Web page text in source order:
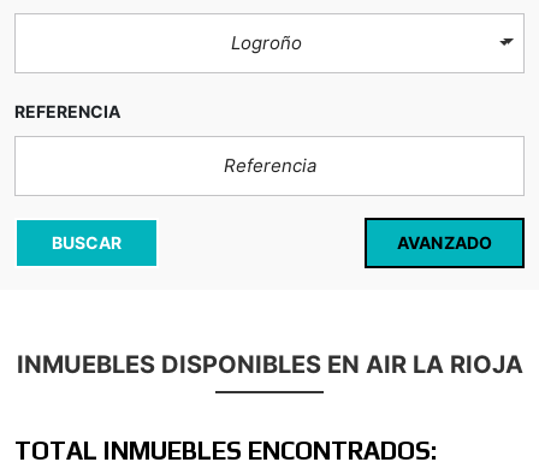
Logroño
REFERENCIA
AVANZADO
BUSCAR
INMUEBLES DISPONIBLES EN AIR LA RIOJA
TOTAL INMUEBLES ENCONTRADOS: